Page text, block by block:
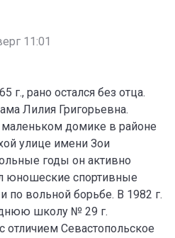
11:01
г., рано остался без отца.
Лилия Григорьевна.
домике в районе
улице имени Зои
годы он активно
юношеские спортивные
по вольной борьбе. В 1982 г.
школу № 29 г.
отличием Севастопольское